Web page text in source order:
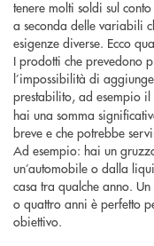
tenere molti soldi sul
a seconda delle variabili
esigenze diverse. Ecco
I prodotti che prevedono
l’impossibilità di
prestabilito, ad esempio il
hai una somma
breve e che potrebbe
Ad esempio: hai un
un’automobile o dalla
casa tra qualche anno.
o quattro anni è perfetto
obiettivo.